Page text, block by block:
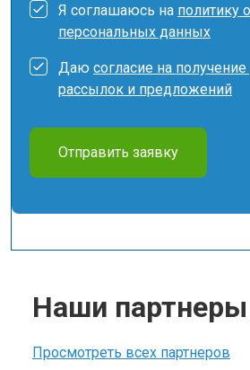
Я соглашаюсь на политику
персональных данных
Даю согласие на
рассылок и предложений
Отправить заявку
Наши партнеры
Просмотреть всех партнеров